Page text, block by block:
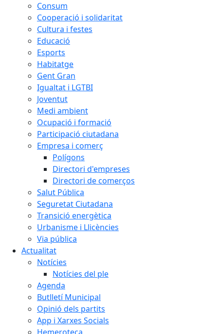
Consum
Cooperació i solidaritat
Cultura i festes
Educació
Esports
Habitatge
Gent Gran
Igualtat i LGTBI
Joventut
Medi ambient
Ocupació i formació
Participació ciutadana
Empresa i comerç
Polígons
Directori d'empreses
Directori de comerços
Salut Pública
Seguretat Ciutadana
Transició energètica
Urbanisme i Llicències
Via pública
Actualitat
Notícies
Notícies del ple
Agenda
Butlletí Municipal
Opinió dels partits
App i Xarxes Socials